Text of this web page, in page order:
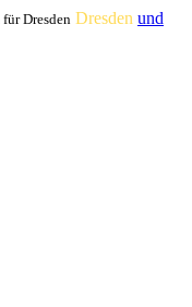
Dresden Dresden und